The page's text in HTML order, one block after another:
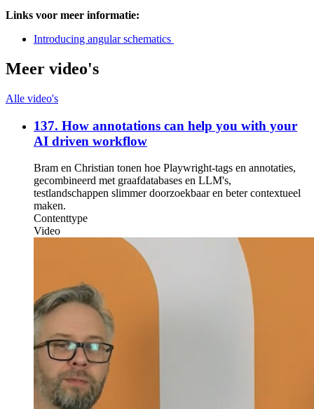
Links voor meer informatie:
Introducing angular schematics
Meer video's
Alle video's
137. How annotations can help you with your
AI driven workflow
Bram en Christian tonen hoe Playwright-tags en annotaties,
gecombineerd met graafdatabases en LLM's,
testlandschappen slimmer doorzoekbaar en beter contextueel
maken.
Contenttype
Video